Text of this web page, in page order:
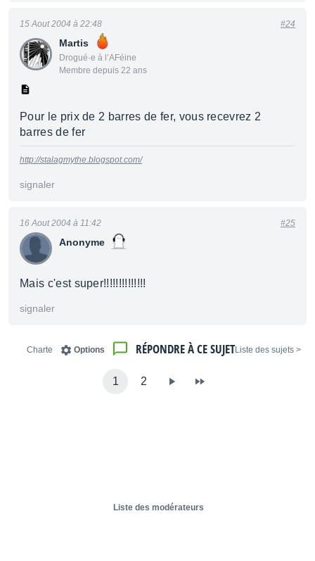
Martis
Drogué·e à l’AFéine
Membre depuis 22 ans
15 Aout 2004 à 22:48 #24
Pour le prix de 2 barres de fer, vous recevrez 2
barres de fer
http://stalagmythe.blogspot.com/
signaler
Anonyme
16 Aout 2004 à 11:42 #25
Mais c'est super!!!!!!!!!!!!!!
signaler
< Liste des sujets
RÉPONDRE À CE SUJET
Options
Charte
1 2
Liste des modérateurs